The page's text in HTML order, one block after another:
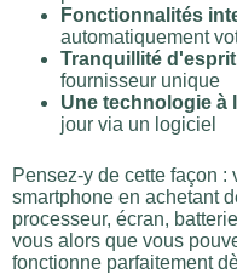
Fonctionnalités
automatiquement
Tranquillité d'esprit
fournisseur unique
Une technologie à
jour via un logiciel
Pensez-y de cette façon
smartphone en achetant
processeur, écran,
vous alors que vous
fonctionne parfaitement